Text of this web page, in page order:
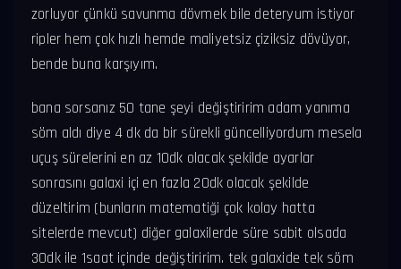
zorluyor çünkü savunma dövmek bile deteryum istiyor
ripler hem çok hızlı hemde maliyetsiz çiziksiz dövüyor,
bende buna karşıyım.
bana sorsanız 50 tane şeyi değiştiririm adam yanıma
söm aldı diye 4 dk da bir sürekli güncelliyordum mesela
uçuş sürelerini en az 10dk olacak şekilde ayarlar
sonrasını galaxi içi en fazla 20dk olacak şekilde
düzeltirim (bunların matematiği çok kolay hatta
sitelerde mevcut) diğer galaxilerde süre sabit olsada
30dk ile 1saat içinde değiştiririm. tek galaxide tek söm